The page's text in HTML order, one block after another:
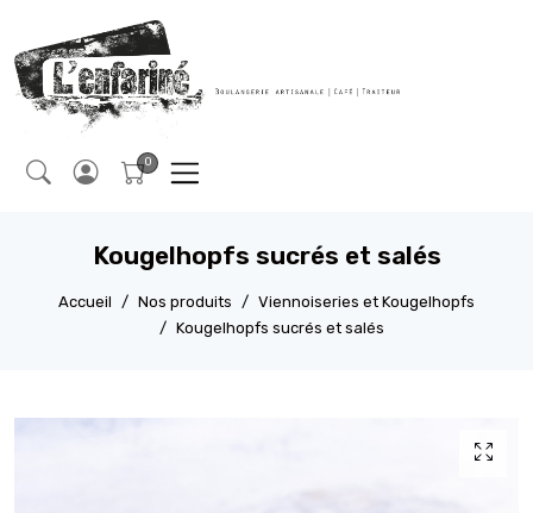
Kougelhopfs sucrés et salés
Accueil Nos produits
Viennoiseries et Kougelhopfs
Kougelhopfs sucrés et salés